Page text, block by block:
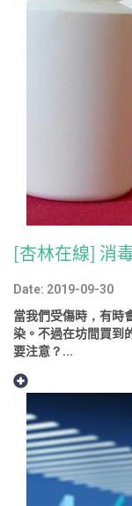
[杏林在線] 消
Date: 2019-09-30
當我們受傷時，有時
染。不過在坊間買到
要注意？...